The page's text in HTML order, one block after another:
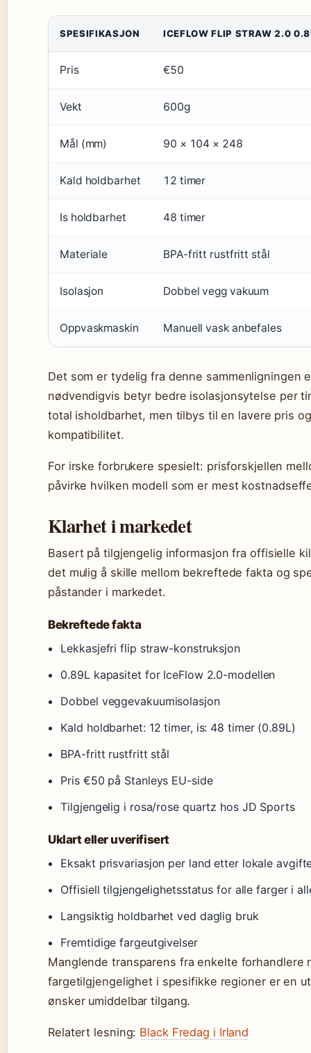
SPESIFIKASJON ICEFLOW FLIP STRAW 2.0
Pris €50
Vekt 600g
Mål (mm) 90 × 104 × 248
Kald holdbarhet 12 timer
Is holdbarhet 48 timer
Materiale BPA-fritt rustfritt stål
Isolasjon Dobbel vegg vakuum
Oppvaskmaskin Manuell vask anbefales
Det som er tydelig fra denne sammenligningen
nødvendigvis betyr bedre isolasjonsytelse per
total isholdbarhet, men tilbys til en lavere pris
kompatibilitet.
For irske forbrukere spesielt: prisforskjellen
påvirke hvilken modell som er mest
Klarhet i markedet
Basert på tilgjengelig informasjon fra offisielle
det mulig å skille mellom bekreftede fakta og
påstander i markedet.
Bekreftede fakta
Lekkasjefri flip straw-konstruksjon
0.89L kapasitet for IceFlow 2.0-modellen
Dobbel veggevakuumisolasjon
Kald holdbarhet: 12 timer, is: 48 timer (0.89L)
BPA-fritt rustfritt stål
Pris €50 på Stanleys EU-side
Tilgjengelig i rosa/rose quartz hos JD Sports
Uklart eller uverifisert
Eksakt prisvariasjon per land etter lokale
Offisiell tilgjengelighetsstatus for alle farger i
Langsiktig holdbarhet ved daglig bruk
Fremtidige fargeutgivelser
Manglende transparens fra enkelte forhandlere
fargetilgjengelighet i spesifikke regioner er en
ønsker umiddelbar tilgang.
Relatert lesning: Black Fredag i Irland